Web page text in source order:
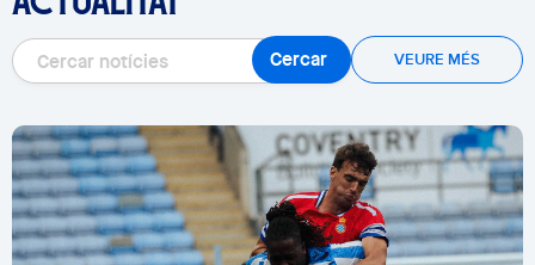
Cercar VEURE MÉS